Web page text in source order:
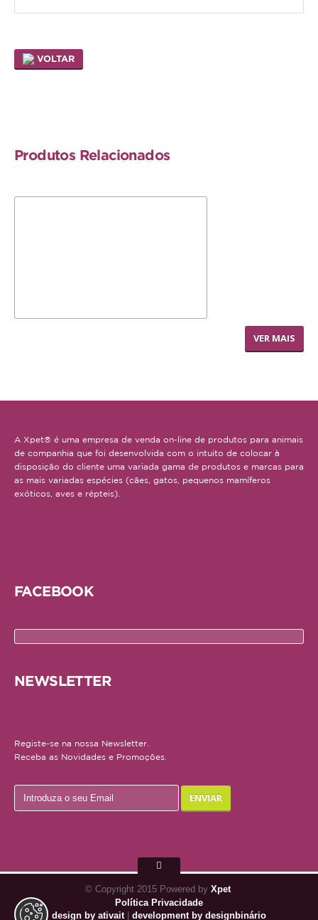
Gato
Cão
COMO COMPRAR
TRANSPORTE
DEVOLUÇÕES
CONTACTOS
FORMAS DE PAGAMENTO
VOLTAR
Produtos Relacionados
VER MAIS
A Xpet® é uma empresa de venda on-line de produtos para animais
de companhia que foi desenvolvida com o intuito de colocar à
disposição do cliente uma variada gama de produtos e marcas para
as mais variadas espécies (cães, gatos, pequenos mamíferos
exóticos, aves e répteis).
FACEBOOK
NEWSLETTER
Registe-se na nossa Newsletter.
Receba as Novidades e Promoções.
© Copyright 2015 Powered by Xpet
Política Privacidade
design by ativait
development by designbinário